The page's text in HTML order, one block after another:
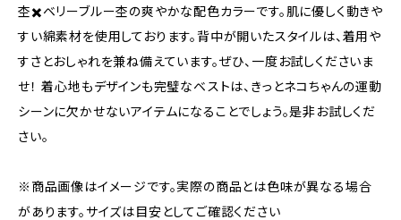
杢✖️ベリーブルー杢の爽やかな配色カラーです。肌に優しく動きや
すい綿素材を使用しております。背中が開いたスタイルは、着用や
すさとおしゃれを兼ね備えています。ぜひ、一度お試しくださいま
せ！ 着心地もデザインも完璧なベストは、きっとネコちゃんの運動
シーンに欠かせないアイテムになることでしょう。是非お試しくだ
さい。
※商品画像はイメージです。実際の商品とは色味が異なる場合
があります。サイズは目安としてご確認ください